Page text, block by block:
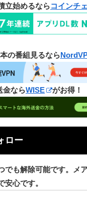
立始めるならコインチ
の番組見るなら
金ならWISE がお得！
ロー
でも解除可能です。メ
安心です。